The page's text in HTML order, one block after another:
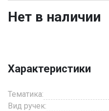
Нет в наличии
Характеристики
Тематика:
Вид ручек: